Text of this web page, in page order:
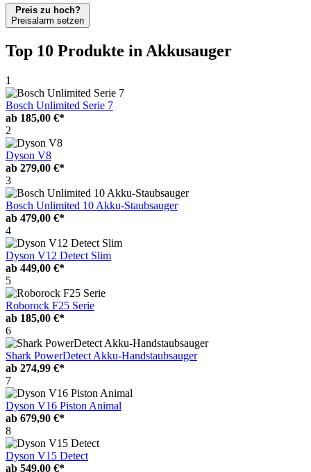
Preis zu hoch?
Preisalarm setzen
Top 10 Produkte in Akkusauger
1
Bosch Unlimited Serie 7
ab 185,00 €*
2
Dyson V8
ab 279,00 €*
3
Bosch Unlimited 10 Akku-Staubsauger
ab 479,00 €*
4
Dyson V12 Detect Slim
ab 449,00 €*
5
Roborock F25 Serie
ab 185,00 €*
6
Shark PowerDetect Akku-Handstaubsauger
ab 274,99 €*
7
Dyson V16 Piston Animal
ab 679,90 €*
8
Dyson V15 Detect
ab 549,00 €*